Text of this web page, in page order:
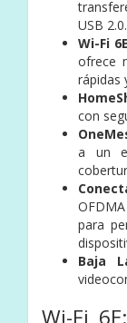
USB 2.0.
Wi-Fi
ofrece
rápidas
con
a un
para
Baja
Wi-Fi